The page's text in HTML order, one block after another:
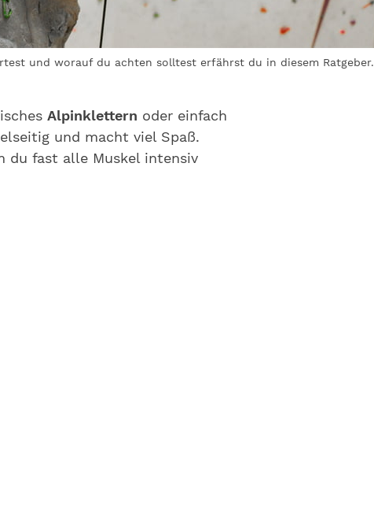
und worauf du achten solltest erfährst du in diesem Ratgeber.
Alpinklettern oder einfach
und macht viel Spaß.
du fast alle Muskel intensiv